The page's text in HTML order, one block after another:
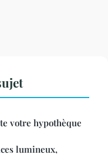
votre hypothèque
lumineux,